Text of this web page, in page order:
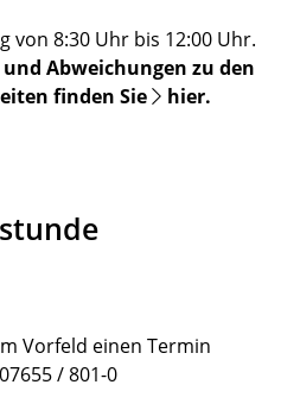
von 8:30 Uhr bis 12:00 Uhr.
Abweichungen zu den
finden Sie
hier.
Vorfeld einen Termin
/ 801-0